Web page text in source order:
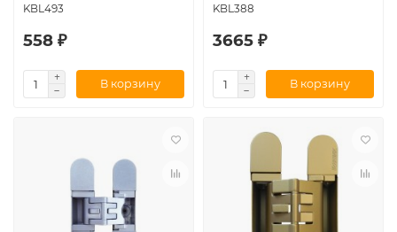
KBL493
558 ₽
В корзину
KBL388
3665 ₽
В корзину